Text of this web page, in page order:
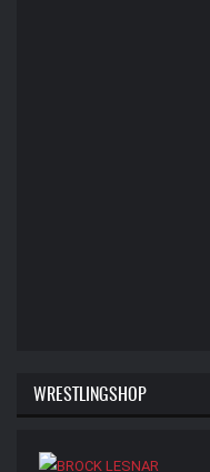
WRESTLINGSHOP